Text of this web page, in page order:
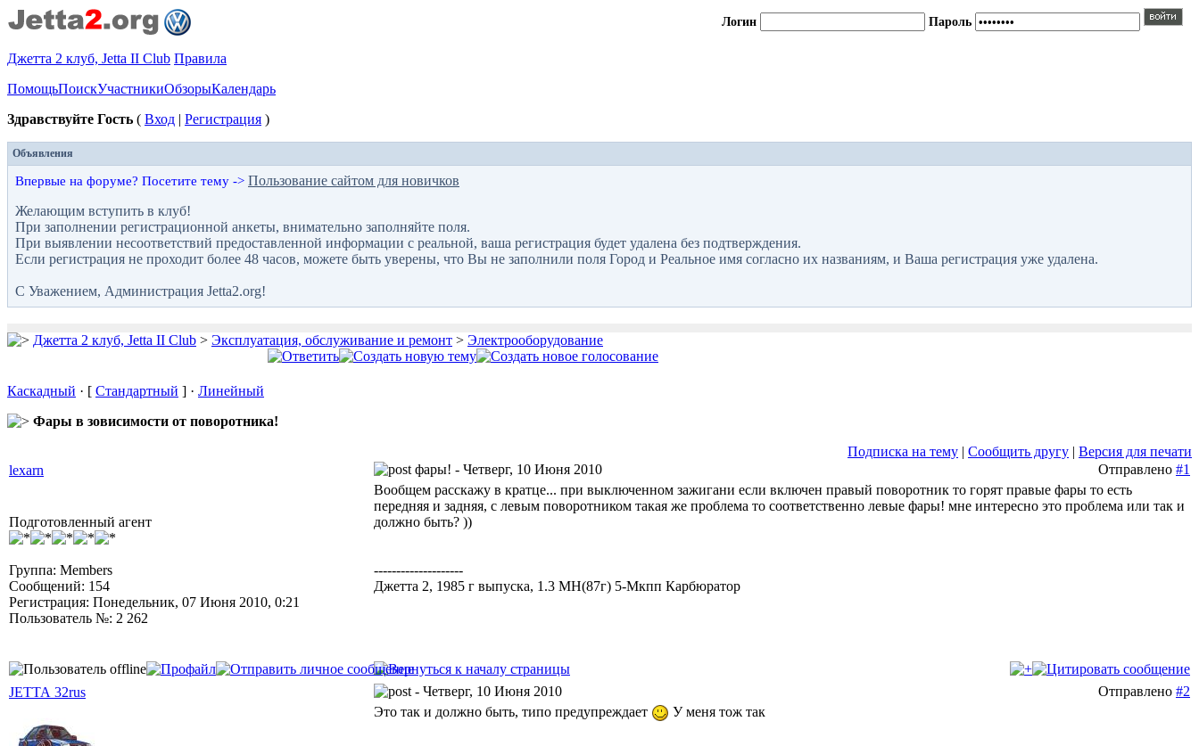
Логин Пароль
Джетта 2 клуб, Jetta II Club Правила
ПомощьПоискУчастникиОбзорыКалендарь
Здравствуйте Гость ( Вход | Регистрация )
Объявления
Впервые на форуме? Посетите тему -> Пользование сайтом для новичков
Желающим вступить в клуб!
При заполнении регистрационной анкеты, внимательно заполняйте поля.
При выявлении несоответствий предоставленной информации с реальной, ваша регистрация будет удалена без подтверждения.
Если регистрация не проходит более 48 часов, можете быть уверены, что Вы не заполнили поля Город и Реальное имя согласно их названиям, и Ваша регистрация уже удалена.
С Уважением, Администрация Jetta2.org!
Джетта 2 клуб, Jetta II Club > Эксплуатация, обслуживание и ремонт > Электрооборудование
Каскадный · [ Стандартный ] · Линейный
Фары в зовисимости от поворотника!
Подписка на тему | Сообщить другу | Версия для печати
lexarn
фары! - Четверг, 10 Июня 2010 Отправлено #1
Подготовленный агент
Группа: Members
Сообщений: 154
Регистрация: Понедельник, 07 Июня 2010, 0:21
Пользователь №: 2 262
Вообщем расскажу в кратце... при выключенном зажигани если включен правый поворотник то горят правые фары то есть
передняя и задняя, с левым поворотником такая же проблема то соответственно левые фары! мне интересно это проблема или так и
должно быть? ))
--------------------
Джетта 2, 1985 г выпуска, 1.3 MH(87г) 5-Мкпп Карбюратор
JETTA 32rus - Четверг, 10 Июня 2010 Отправлено #2
Это так и должно быть, типо предупреждает У меня тож так